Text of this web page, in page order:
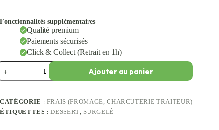
Fonctionnalités supplémentaires
Qualité premium
Paiements sécurisés
Click & Collect (Retrait en 1h)
Ajouter au panier
CATÉGORIE : FRAIS (FROMAGE, CHARCUTERIE TRAITEUR)
ÉTIQUETTES :DESSERT, SURGELÉ